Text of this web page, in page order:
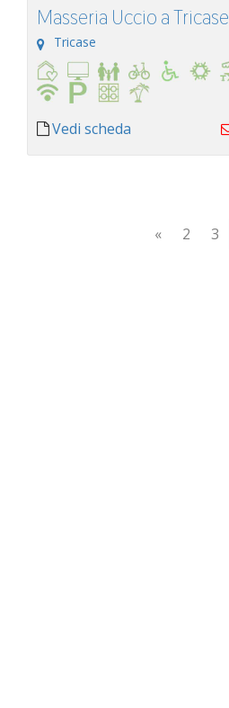
Masseria Uccio a Tricase
Tricase
Vedi scheda
« 2 3